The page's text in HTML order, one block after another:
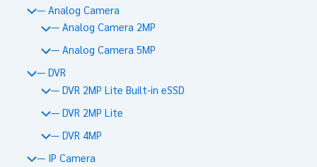
— Analog Camera
— Analog Camera 2MP
— Analog Camera 5MP
— DVR
— DVR 2MP Lite Built-in eSSD
— DVR 2MP Lite
— DVR 4MP
— IP Camera